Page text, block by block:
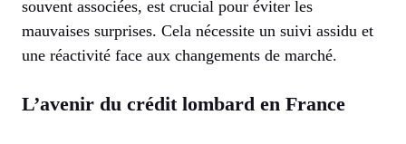
souvent associées, est crucial pour éviter les
mauvaises surprises. Cela nécessite un suivi assidu et
une réactivité face aux changements de marché.
L’avenir du crédit lombard en France